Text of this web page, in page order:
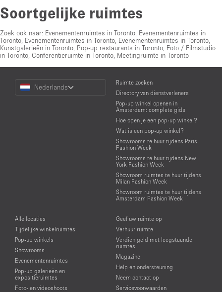
Soortgelijke ruimtes
Zoek ook naar: Evenementenruimtes in Toronto Evenementenruimtes in
Toronto Evenementenruimtes in Toronto Evenementenruimtes in Toronto
Kunstgalerieën in Toronto Pop-up restaurants in Toronto Foto / Filmstudio
in Toronto Conferentieruimte in Toronto Meetingruimte in Toronto
Choose
Language
Nederlands
Ruimte zoeken
Directory van dienstverleners
Pop-up winkel openen in
Amsterdam: complete gids
Hoe open je een pop-up winkel?
Wat is een pop-up winkel?
Showrooms te huur tijdens Paris
Fashion Week
Showrooms te huur tijdens New
York Fashion Week
Showroom ruimtes te huur tijdens
Milan Fashion Week
Showroom ruimtes te huur tijdens
Amsterdam Fashion Week
Alle locaties
Tijdelijke winkelruimtes
Pop-up winkels
Showrooms
Evenementenruimtes
Pop-up galerieën en
expositieruimtes
Foto- en videoshoots
Geef uw ruimte op
Verhuur ruimte
Verdien geld met leegstaande
ruimtes
Magazine
Help en ondersteuning
Neem contact op
Servicevoorwaarden